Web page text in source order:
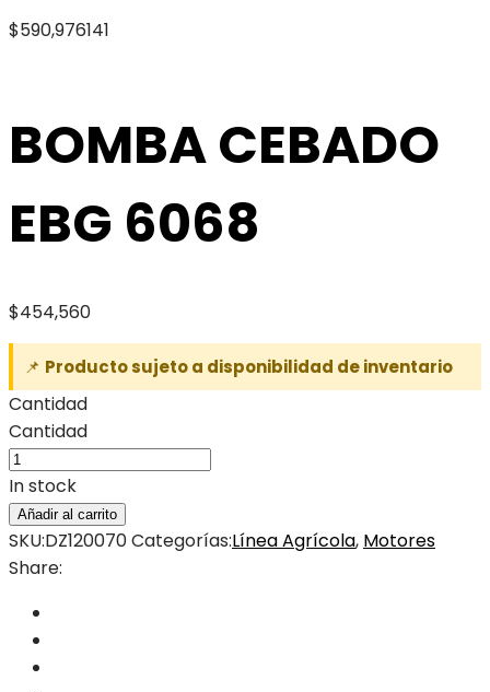
$590,976141
BOMBA CEBADO
EBG 6068
$454,560
📌 Producto sujeto a disponibilidad de inventario
Cantidad
Cantidad
In stock
Añadir al carrito
SKU:DZ120070Categorías:Línea Agrícola, Motores
Share: